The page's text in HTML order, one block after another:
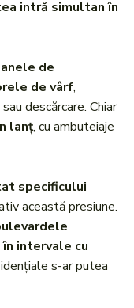
intră simultan în
de
de vârf,
descărcare. Chiar
lanț, cu ambuteiaje
specificului
această presiune.
intervale cu
s-ar putea